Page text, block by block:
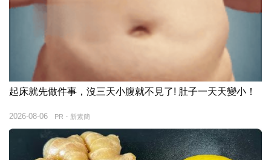
起床就先做件事，沒三天小腹就不見了! 肚子一天天變小！
PR・新素簡
2026-08-06